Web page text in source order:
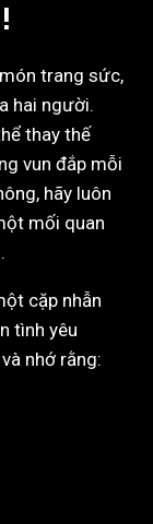
trang sức,
hai người.
thay thế
vun đắp mỗi
hãy luôn
mối quan
cặp nhẫn
tình yêu
nhớ rằng: